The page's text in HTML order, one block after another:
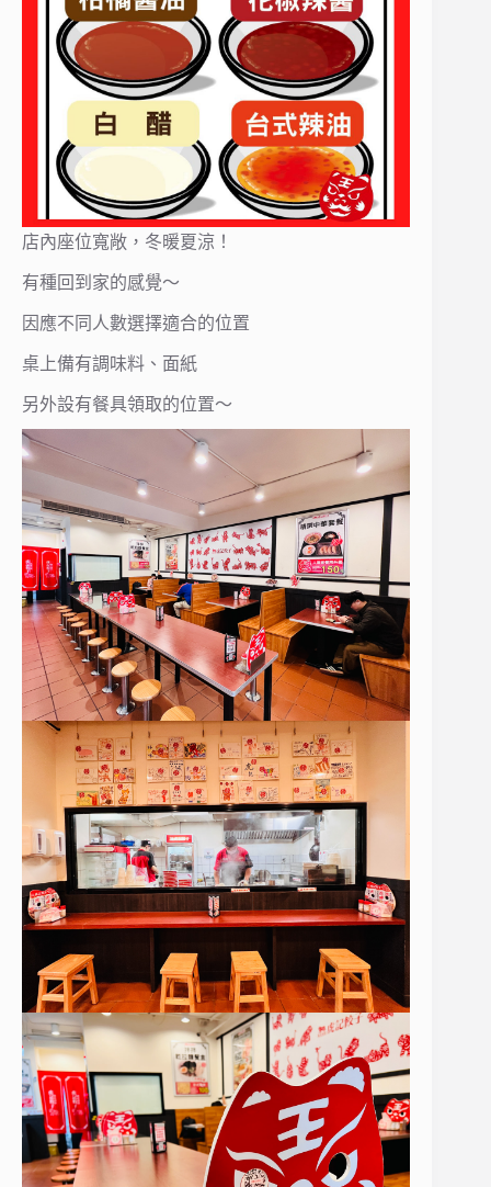
店內座位寬敞，冬暖夏涼！
有種回到家的感覺～
因應不同人數選擇適合的位置
桌上備有調味料、面紙
另外設有餐具領取的位置～